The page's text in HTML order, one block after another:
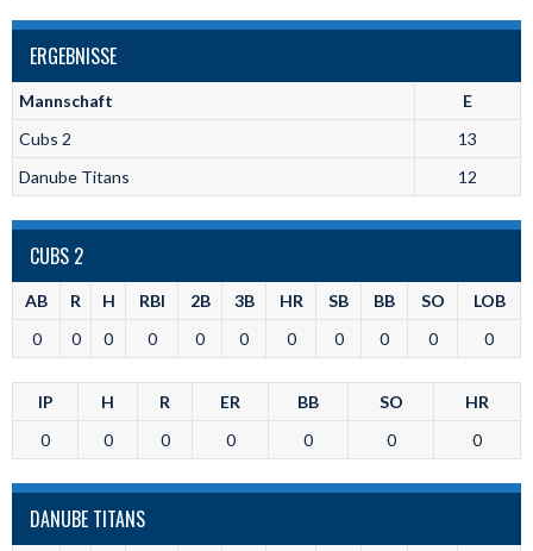
ERGEBNISSE
Mannschaft
E
Cubs 2
13
Danube Titans
12
CUBS 2
AB R H RBI 2B 3B HR SB BB SO
LOB
0
0 0 0 0 0 0 0 0 0 0
IP H R ER BB SO
HR
0
0 0 0 0 0 0
DANUBE TITANS